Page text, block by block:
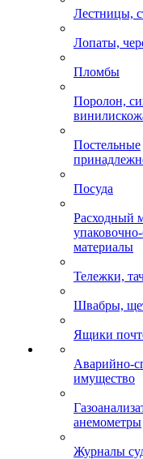
Лестницы,
Лопаты,
Пломбы
Поролон,
Постельные
Посуда
Расходный
материалы
Тележки,
Швабры,
Ящики
Аварийно-
имущество
анемометры
Журналы